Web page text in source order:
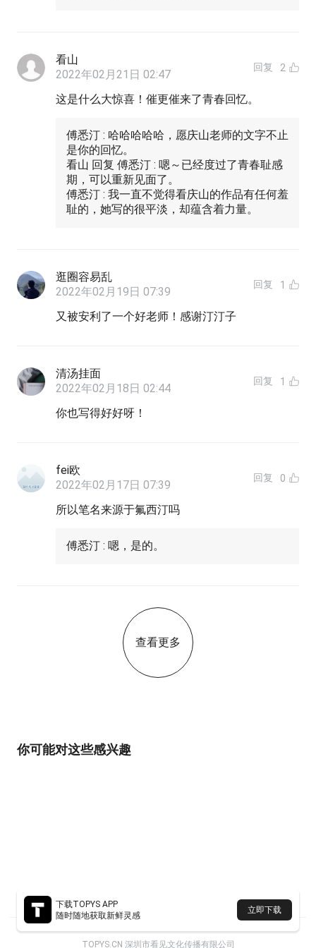
看山
2022年02月21日 02:47
回复 2
这是什么大惊喜！催更催来了青春回忆。
傅悉汀 : 哈哈哈哈哈，愿庆山老师的文字不止
是你的回忆。
看山 回复 傅悉汀 : 嗯～已经度过了青春耻感
期，可以重新见面了。
傅悉汀 : 我一直不觉得看庆山的作品有任何羞
耻的，她写的很平淡，却蕴含着力量。
逛圈容易乱
2022年02月19日 07:39
回复 1
又被安利了一个好老师！感谢汀汀子
清汤挂面
2022年02月18日 02:44
回复 1
你也写得好好呀！
fei欧
2022年02月17日 07:39
回复 0
所以笔名来源于氟西汀吗
傅悉汀 : 嗯，是的。
查看更多
你可能对这些感兴趣
下载TOPYS APP
随时随地获取新鲜灵感
立即下载
TOPYS.CN 深圳市看见文化传播有限公司